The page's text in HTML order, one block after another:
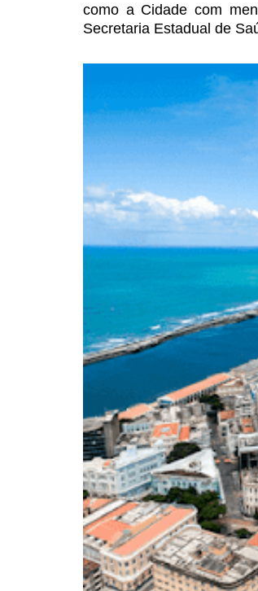
como a Cidade com
Secretaria Estadual de